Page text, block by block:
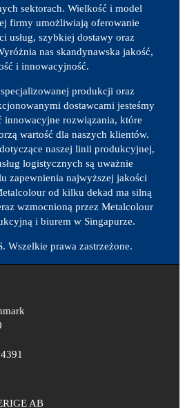
sektorach. Wielkość i model
firmy umożliwiają oferowanie
usług, szybkiej dostawy oraz
nas skandynawska jakość,
i innowacyjność.
produkcji oraz
dostawcami jesteśmy
innowacyjne rozwiązania, które
wartość dla naszych klientów.
naszej linii produkcyjnej,
logistycznych są uważnie
zapewnienia najwyższej jakości
od kilku dekad ma silną
wzmocnioną przez Metalcolour
i biurem w Singapurze.
Wszelkie prawa zastrzeżone.
AB